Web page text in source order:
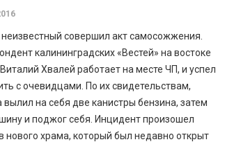
неизвестный совершил акт самосожжения.
калининградских «Вестей» на востоке
Хвалей работает на месте ЧП, и успел
с очевидцами. По их свидетельствам,
на себя две канистры бензина, затем
и поджог себя. Инцидент произошел
нового храма, который был недавно открыт